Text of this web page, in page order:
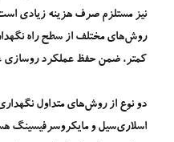
نیز مستلزم صرف هزینه زیادی
روش‌های مختلف از سطح راه
کمتر، ضمن حفظ عملکرد روسازی
دو نوع از روش‌های متداول
اسلاری‌سیل و مایکروسرفیسینگ